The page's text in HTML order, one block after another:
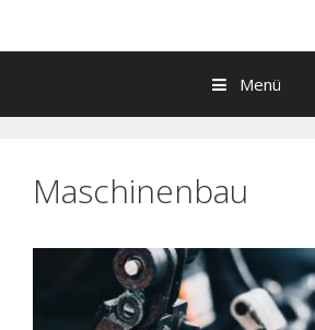
Menü
Maschinenbau